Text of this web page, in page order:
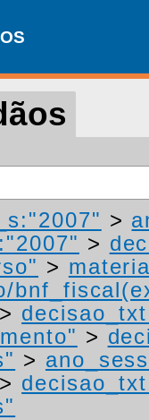
>
>
>
>
>
>
>